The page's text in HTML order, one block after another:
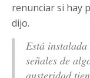
renunciar si hay
dijo.
Está
señales de
austeridad